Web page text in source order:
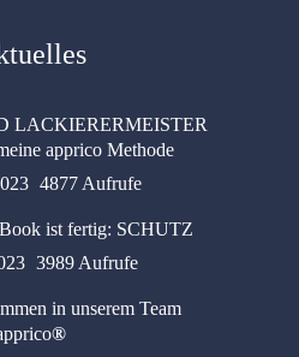
LACKIERERMEISTER
apprico Methode
4877 Aufrufe
ist fertig: SCHUTZ
3989 Aufrufe
in unserem Team
®